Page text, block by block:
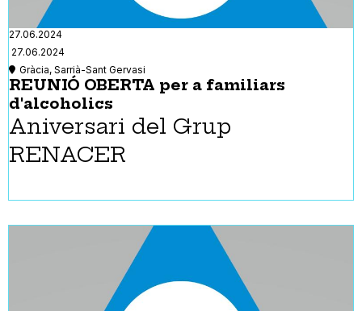
27.06.2024
27.06.2024
Gràcia, Sarrià-Sant Gervasi
REUNIÓ OBERTA per a familiars
d'alcoholics
Aniversari del Grup
RENACER